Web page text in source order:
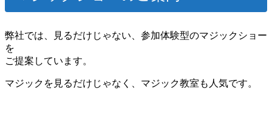
弊社では、見るだけじゃない、参加体験型のマジックショー
を
ご提案しています。
マジックを見るだけじゃなく、マジック教室も人気です。